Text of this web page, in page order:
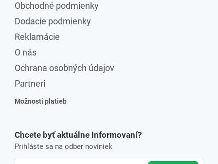
Obchodné podmienky
Dodacie podmienky
Reklamácie
O nás
Ochrana osobných údajov
Partneri
Možnosti platieb
Chcete byť aktuálne informovaní?
Prihláste sa na odber noviniek